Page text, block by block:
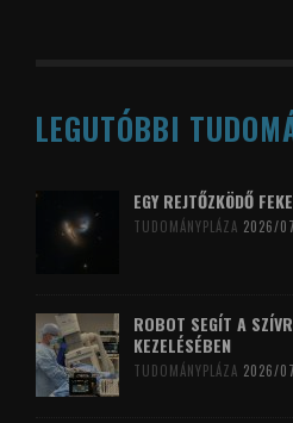
LEGUTÓBBI
EGY REJTŐZKÖDŐ
TUDOMÁNYPLÁZA 2026/
ROBOT SEGÍT A
KEZELÉSÉBEN
TUDOMÁNYPLÁZA 2026/